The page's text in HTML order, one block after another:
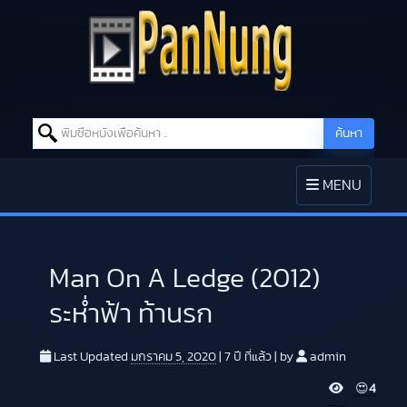
Search for: ค้นหา
TOGGLE
NAVIGATION
MENU
Man On A Ledge (2012)
ระห่ำฟ้า ท้านรก
Last Updated มกราคม 5, 2020 7 ปี ที่แล้ว by admin
V 😍4